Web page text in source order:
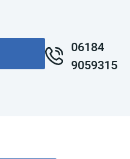
06184
9059315